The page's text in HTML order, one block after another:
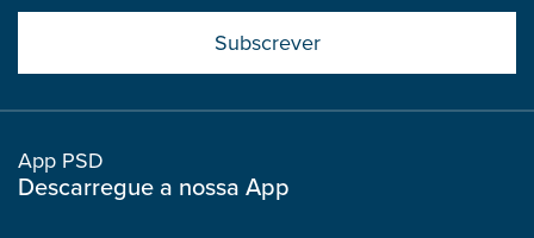
boostrap
col
App PSD
Descarregue a nossa App